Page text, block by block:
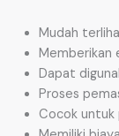
Mudah
Memberikan
Dapat
Proses
Cocok untuk